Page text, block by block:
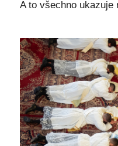
A to všechno ukazuje